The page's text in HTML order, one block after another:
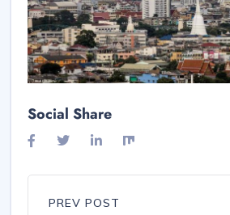
Social Share
PREV POST